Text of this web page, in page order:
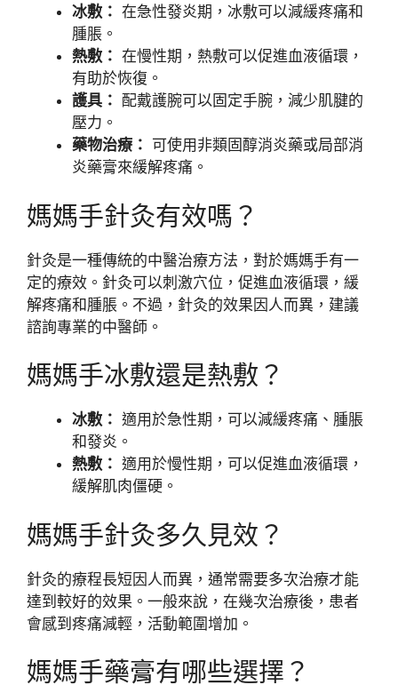
冰敷： 在急性發炎期，冰敷可以減緩疼痛和
腫脹。
熱敷： 在慢性期，熱敷可以促進血液循環，
有助於恢復。
護具： 配戴護腕可以固定手腕，減少肌腱的
壓力。
藥物治療： 可使用非類固醇消炎藥或局部消
炎藥膏來緩解疼痛。
媽媽手針灸有效嗎？
針灸是一種傳統的中醫治療方法，對於媽媽手有一
定的療效。針灸可以刺激穴位，促進血液循環，緩
解疼痛和腫脹。不過，針灸的效果因人而異，建議
諮詢專業的中醫師。
媽媽手冰敷還是熱敷？
冰敷： 適用於急性期，可以減緩疼痛、腫脹
和發炎。
熱敷： 適用於慢性期，可以促進血液循環，
緩解肌肉僵硬。
媽媽手針灸多久見效？
針灸的療程長短因人而異，通常需要多次治療才能
達到較好的效果。一般來說，在幾次治療後，患者
會感到疼痛減輕，活動範圍增加。
媽媽手藥膏有哪些選擇？